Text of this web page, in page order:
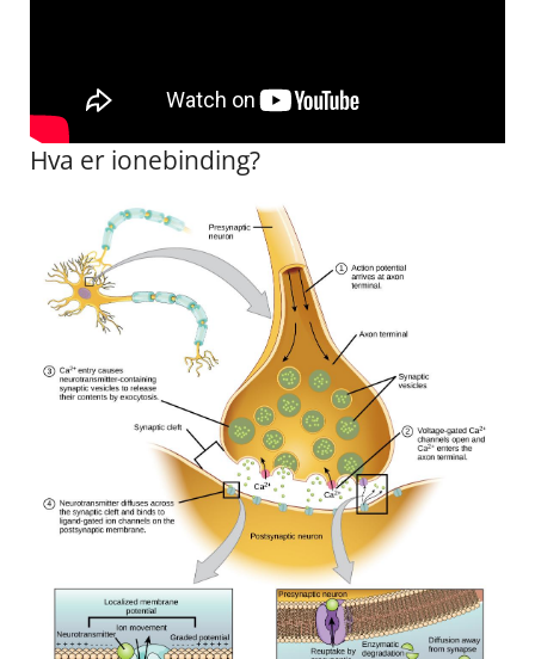
Hva er ionebinding?